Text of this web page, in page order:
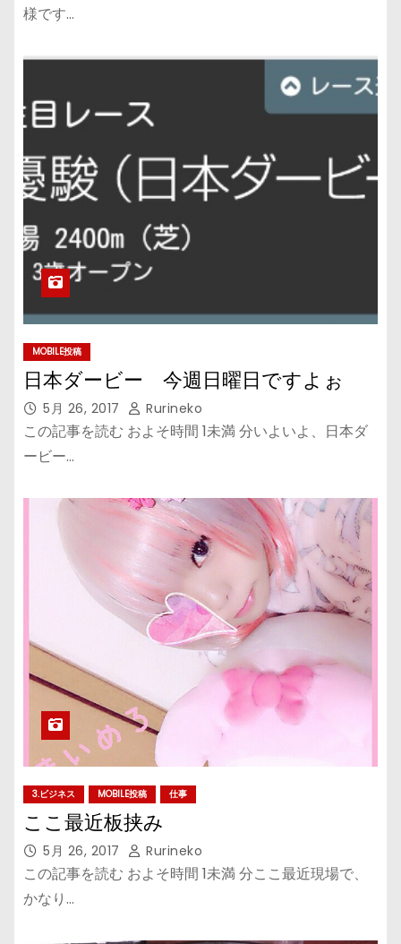
様です…
MOBILE投稿
日本ダービー 今週日曜日ですよぉ
5月 26, 2017 Rurineko
この記事を読む およそ時間 1未満 分いよいよ、日本ダ
ービー…
3.ビジネス MOBILE投稿 仕事
ここ最近板挟み
5月 26, 2017 Rurineko
この記事を読む およそ時間 1未満 分ここ最近現場で、
かなり…